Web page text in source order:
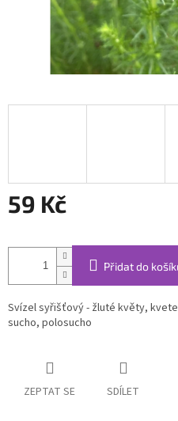
59 Kč
cena:
Přidat do
Svízel syřišťový - žluté květy, kvete
sucho, polosucho
ZEPTAT SE SDÍLET